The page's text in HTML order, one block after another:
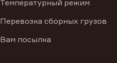
Температурный режим
Перевозка сборных грузов
Вам посылка